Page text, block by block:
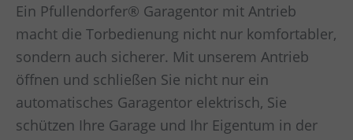
Ein Pfullendorfer® Garagentor mit Antrieb
macht die Torbedienung nicht nur komfortabler,
sondern auch sicherer. Mit unserem Antrieb
öffnen und schließen Sie nicht nur ein
automatisches Garagentor elektrisch, Sie
schützen Ihre Garage und Ihr Eigentum in der